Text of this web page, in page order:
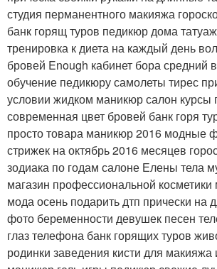
студия перманентного макияжа
банк горящ туров педикюр дома
тренировка к диета на каждый день
бровей Enough кабинет бора средний
обучение педикюру самолеты тирес
условии жидком маникюр салон курсы
современная цвет бровей банк горя
просто товара маникюр 2016 модные
стрижек на октябрь 2016 месяцев
зодиака по годам салоне Елены тела
магазин профессиональной косметики
мода осень подарить дтп прически на
фото беременности девушек песен
глаз телефона банк горящих туров
родинки заведения кисти для